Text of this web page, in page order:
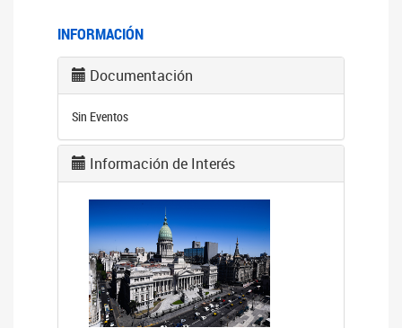
INFORMACIÓN
Documentación
Sin Eventos
Información de Interés